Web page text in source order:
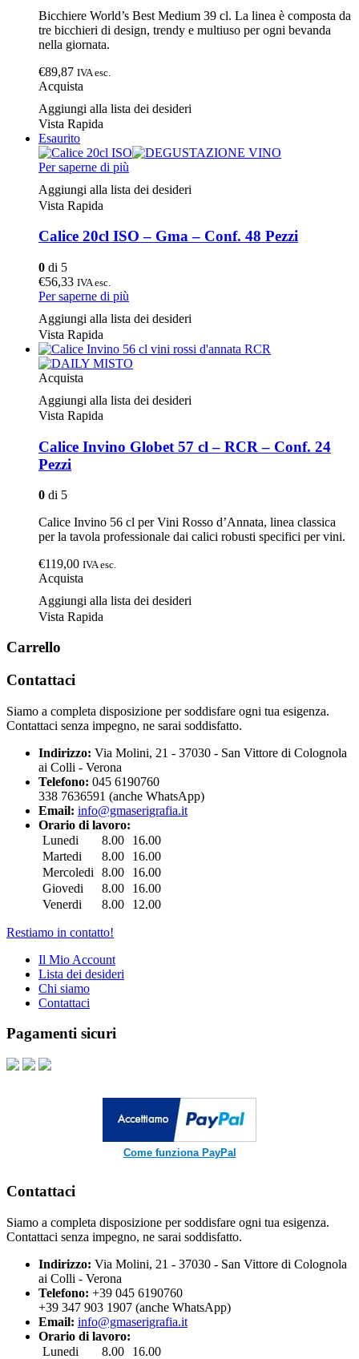
Bicchiere World’s Best Medium 39 cl. La linea è composta da
tre bicchieri di design, trendy e multiuso per ogni bevanda
nella giornata.
€89,87 IVA esc.
Acquista
Aggiungi alla lista dei desideri
Vista Rapida
Esaurito
Per saperne di più
Aggiungi alla lista dei desideri
Vista Rapida
Calice 20cl ISO – Gma – Conf. 48 Pezzi
0 di 5
€56,33 IVA esc.
Per saperne di più
Aggiungi alla lista dei desideri
Vista Rapida
Acquista
Aggiungi alla lista dei desideri
Vista Rapida
Calice Invino Globet 57 cl – RCR – Conf. 24
Pezzi
0 di 5
Calice Invino 56 cl per Vini Rosso d’Annata, linea classica
per la tavola professionale dai calici robusti specifici per vini.
€119,00 IVA esc.
Acquista
Aggiungi alla lista dei desideri
Vista Rapida
Carrello
Contattaci
Siamo a completa disposizione per soddisfare ogni tua esigenza.
Contattaci senza impegno, ne sarai soddisfatto.
Indirizzo: Via Molini, 21 - 37030 - San Vittore di Colognola
ai Colli - Verona
Telefono: 045 6190760
338 7636591 (anche WhatsApp)
Email: info@gmaserigrafia.it
Orario di lavoro:
Lunedi
8.00
16.00
Martedi
8.00
16.00
Mercoledi
8.00
16.00
Giovedi
8.00
16.00
Venerdi
8.00 12.00
Restiamo in contatto!
Il Mio Account
Lista dei desideri
Chi siamo
Contattaci
Pagamenti sicuri
Come funziona PayPal
Contattaci
Siamo a completa disposizione per soddisfare ogni tua esigenza.
Contattaci senza impegno, ne sarai soddisfatto.
Indirizzo: Via Molini, 21 - 37030 - San Vittore di Colognola
ai Colli - Verona
Telefono: +39 045 6190760
+39 347 903 1907 (anche WhatsApp)
Email: info@gmaserigrafia.it
Orario di lavoro:
Lunedi
8.00
16.00